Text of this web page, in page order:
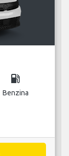
local_gas_station
Benzina